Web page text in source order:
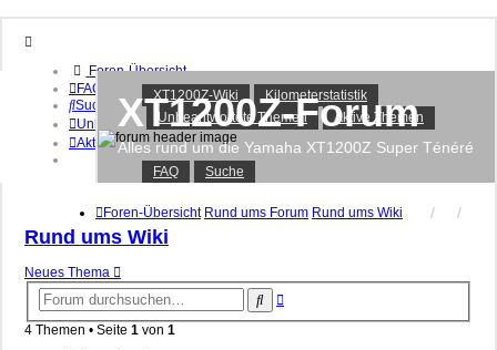
Foren-Übersicht
FAQ
Suche
Unbeantwortete Themen
Aktive Themen
Registrieren
XT1200Z-Wiki
Kilometerstatistik
Unbeantwortete Themen
Aktive Themen
XT1200Z-Forum
Alles rund um die Yamaha XT1200Z Super Ténéré
FAQ Suche
Foren-Übersicht Rund ums Forum Rund ums Wiki
Rund ums Wiki
Neues Thema
Suche
Suche
4 Themen • Seite 1 von 1